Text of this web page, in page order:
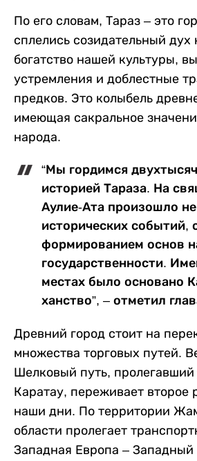
По его словам, Тараз – это
сплелись созидательный дух
богатство нашей культуры,
устремления и доблестные
предков. Это колыбель
имеющая сакральное
народа.
“Мы гордимся
историей Тараза. На
Аулие-Ата произошло
исторических событий,
формированием основ
государственности.
местах было основано
ханство”, – отметил
Древний город стоит на
множества торговых путей.
Шелковый путь,
Каратау, переживает второе
наши дни. По территории
области пролегает
Западная Европа – Западный